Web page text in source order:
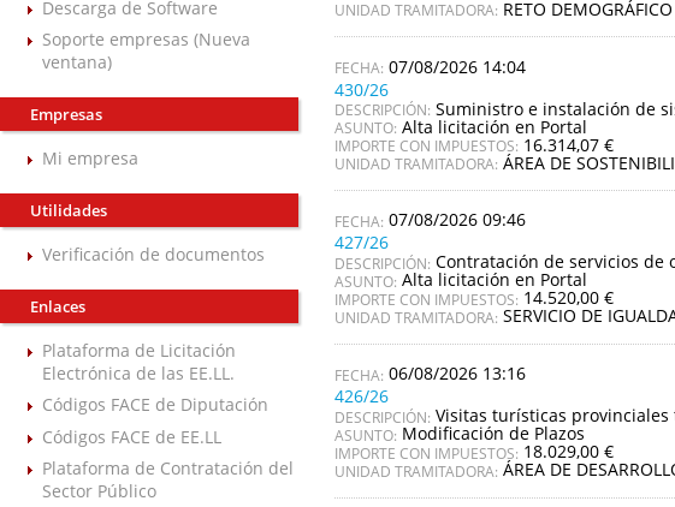
Descarga de Software
Soporte empresas (Nueva
ventana)
Empresas
Mi empresa
Utilidades
Verificación de documentos
Enlaces
Plataforma de Licitación
Electrónica de las EE.LL.
Códigos FACE de Diputación
Códigos FACE de EE.LL
Plataforma de Contratación del
Sector Público
UNIDAD TRAMITADORA: RETO DEMOGRÁFICO
07/08/2026 14:04
430/26
DESCRIPCIÓN: Suministro e instalación de
ASUNTO: Alta licitación en Portal
IMPORTE CON IMPUESTOS: 16.314,07 €
UNIDAD TRAMITADORA: ÁREA DE
07/08/2026 09:46
427/26
DESCRIPCIÓN: Contratación de servicios de
ASUNTO: Alta licitación en Portal
IMPORTE CON IMPUESTOS: 14.520,00 €
UNIDAD TRAMITADORA: SERVICIO DE
06/08/2026 13:16
426/26
DESCRIPCIÓN: Visitas turísticas
ASUNTO: Modificación de Plazos
IMPORTE CON IMPUESTOS: 18.029,00 €
UNIDAD TRAMITADORA: ÁREA DE